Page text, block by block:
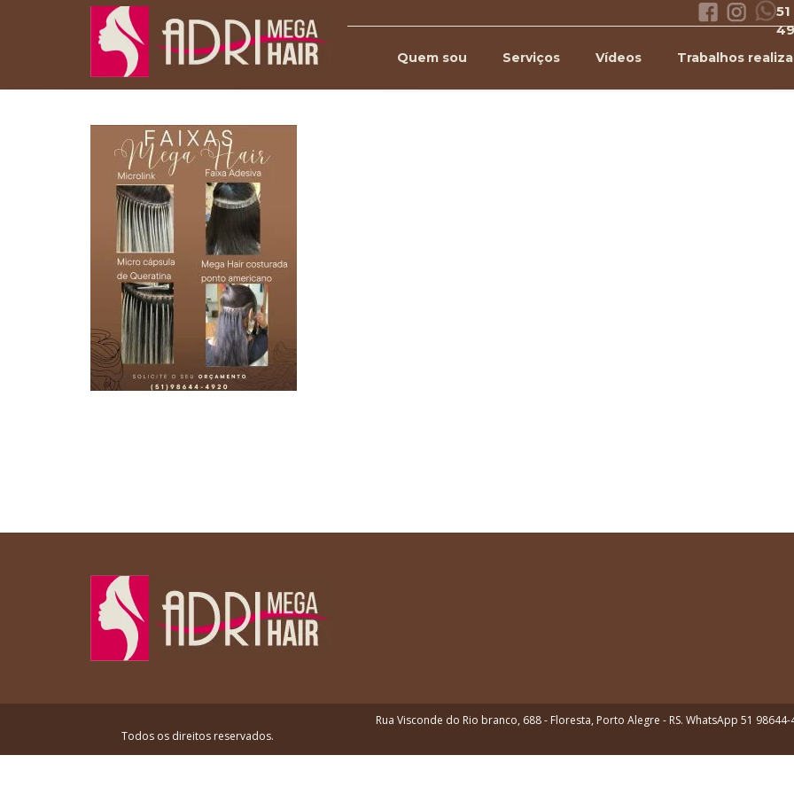
Quem sou Serviços Vídeos Trabalhos
Rua Visconde do Rio branco, 688 - Floresta, Porto Alegre - RS. WhatsApp 51 98644-
Todos os direitos reservados.